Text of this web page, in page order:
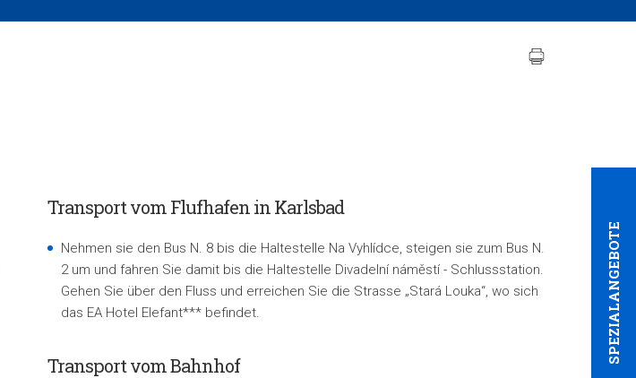
SPEZIALANGEBOTE
Transport vom Flufhafen in Karlsbad
Nehmen sie den Bus N. 8 bis die Haltestelle Na Vyhlídce, steigen sie zum Bus N.
2 um und fahren Sie damit bis die Haltestelle Divadelní náměstí - Schlussstation.
Gehen Sie über den Fluss und erreichen Sie die Strasse „Stará Louka“, wo sich
das EA Hotel Elefant*** befindet.
Transport vom Bahnhof